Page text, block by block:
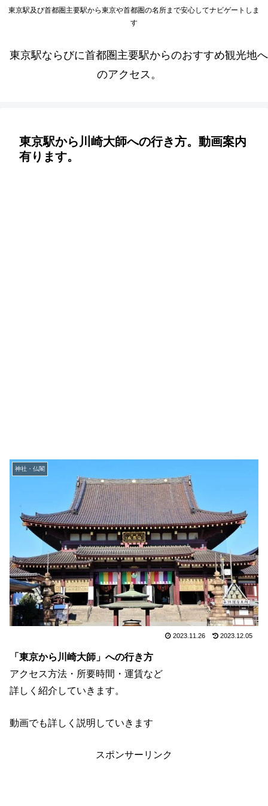
東京駅及び首都圏主要駅から東京や首都圏の名所まで安心してナビゲートしま
す
東京駅ならびに首都圏主要駅からのおすすめ観光地へ
のアクセス。
東京駅から川崎大師への行き方。動画案内
有ります。
神社・仏閣
2023.11.26 2023.12.05
「東京から川崎大師」への行き方
アクセス方法・所要時間・運賃など
詳しく紹介していきます。
動画でも詳しく説明していきます
スポンサーリンク